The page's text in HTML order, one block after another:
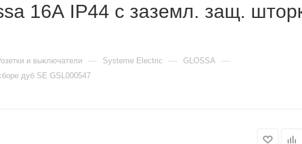
16А IP44 с заземл. защ.
и выключатели — Systeme Electric — GLOSSA —
дуб SE GSL000547